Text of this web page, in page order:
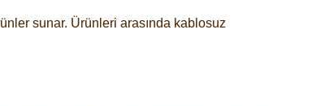
sunar. Ürünleri arasında kablosuz